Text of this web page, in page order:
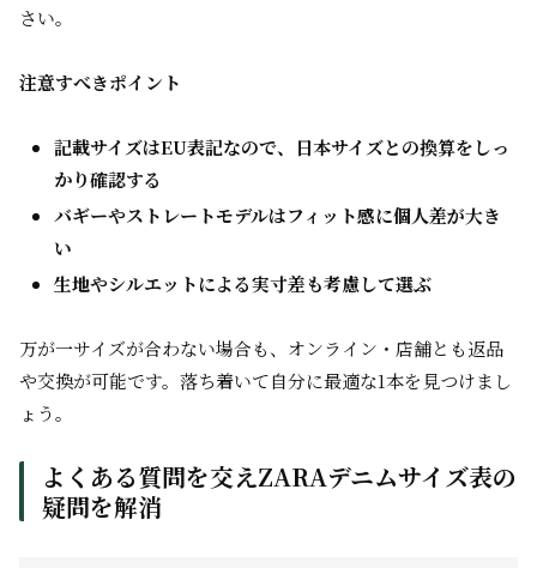
さい。
注意すべきポイント
記載サイズはEU表記なので、日本サイズとの換算をしっ
かり確認する
バギーやストレートモデルはフィット感に個人差が大き
い
生地やシルエットによる実寸差も考慮して選ぶ
万が一サイズが合わない場合も、オンライン・店舗とも返品
や交換が可能です。落ち着いて自分に最適な1本を見つけまし
ょう。
よくある質問を交えZARAデニムサイズ表の
疑問を解消